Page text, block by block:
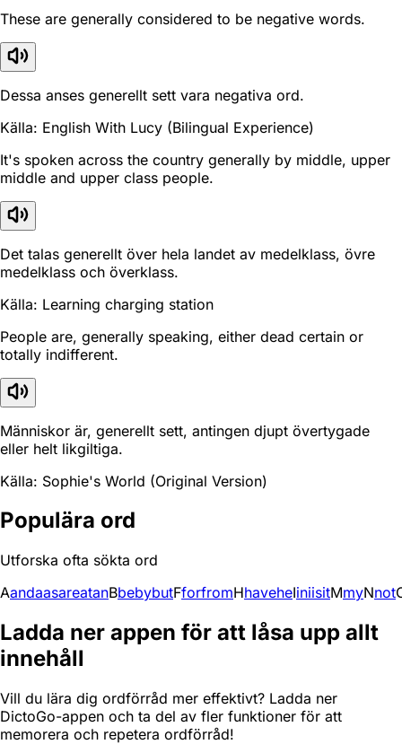
These are generally considered to be negative words.
Dessa anses generellt sett vara negativa ord.
Källa: English With Lucy (Bilingual Experience)
It's spoken across the country generally by middle, upper
middle and upper class people.
Det talas generellt över hela landet av medelklass, övre
medelklass och överklass.
Källa: Learning charging station
People are, generally speaking, either dead certain or
totally indifferent.
Människor är, generellt sett, antingen djupt övertygade
eller helt likgiltiga.
Källa: Sophie's World (Original Version)
Populära ord
Utforska ofta sökta ord
AandaasareatanBbebybutFforfromHhaveheIiniisitMmyNnot
Ladda ner appen för att låsa upp allt
innehåll
Vill du lära dig ordförråd mer effektivt? Ladda ner
DictoGo-appen och ta del av fler funktioner för att
memorera och repetera ordförråd!